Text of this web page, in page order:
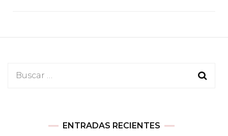
Buscar:
ENTRADAS RECIENTES